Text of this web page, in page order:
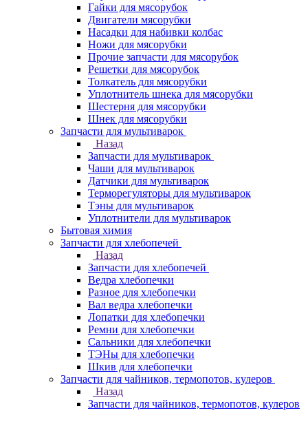
Гайки для мясорубок
Двигатели мясорубки
Насадки для набивки колбас
Ножи для мясорубки
Прочие запчасти для мясорубок
Решетки для мясорубок
Толкатель для мясорубки
Уплотнитель шнека для мясорубки
Шестерня для мясорубки
Шнек для мясорубки
Запчасти для мультиварок
Назад
Запчасти для мультиварок
Чаши для мультиварок
Датчики для мультиварок
Терморегуляторы для мультиварок
Тэны для мультиварок
Уплотнители для мультиварок
Бытовая химия
Запчасти для хлебопечей
Назад
Запчасти для хлебопечей
Ведра хлебопечки
Разное для хлебопечки
Вал ведра хлебопечки
Лопатки для хлебопечки
Ремни для хлебопечки
Сальники для хлебопечки
ТЭНы для хлебопечки
Шкив для хлебопечки
Запчасти для чайников, термопотов, кулеров
Назад
Запчасти для чайников, термопотов, кулеров